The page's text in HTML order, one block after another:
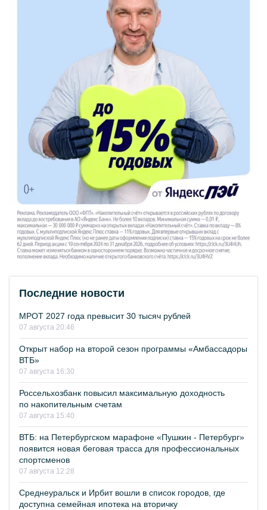
Последние новости
МРОТ 2027 года превысит 30 тысяч рублей
07 августа 20:46
Открыт набор на второй сезон программы «Амбассадоры
ВТБ»
07 августа 16:30
Россельхозбанк повысил максимальную доходность
по накопительным счетам
07 августа 15:40
ВТБ: на Петербургском марафоне «Пушкин - Петербург»
появится новая беговая трасса для профессиональных
спортсменов
07 августа 12:28
Среднеуральск и Ирбит вошли в список городов, где
доступна семейная ипотека на вторичку